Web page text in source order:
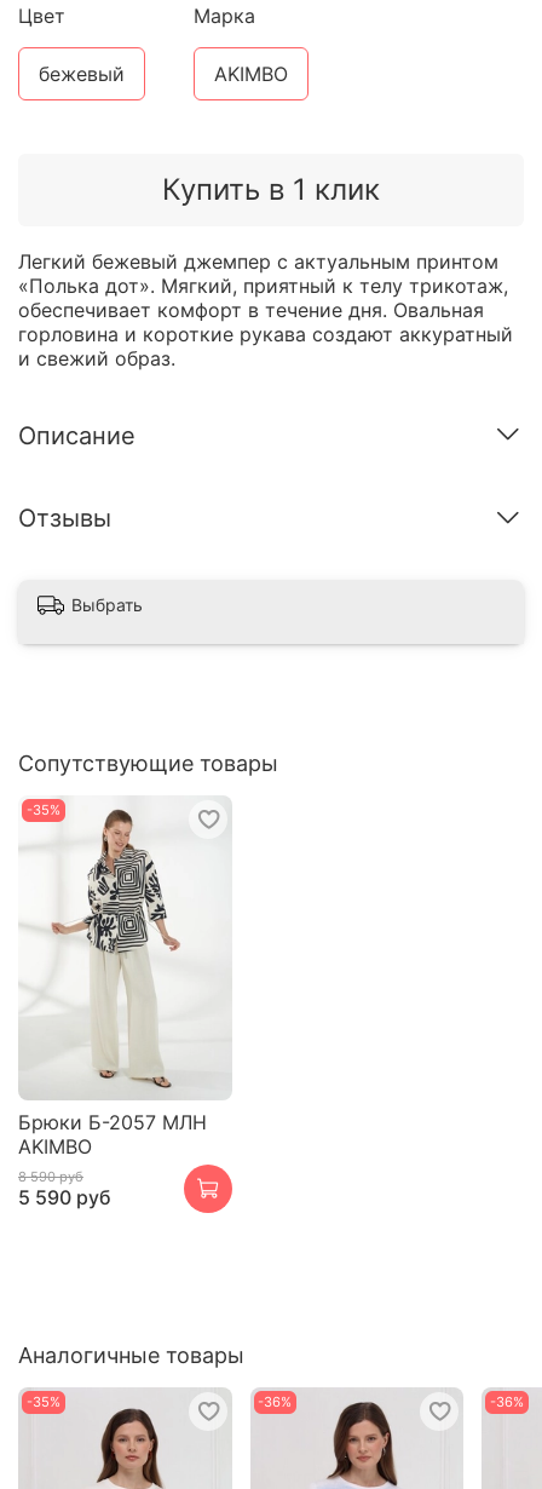
Купить в 1 клик
Цвет
бежевый
Марка
AKIMBO
Легкий бежевый джемпер с актуальным принтом
«Полька дот». Мягкий, приятный к телу трикотаж,
обеспечивает комфорт в течение дня. Овальная
горловина и короткие рукава создают аккуратный
и свежий образ.
Описание
Отзывы
Выбрать
Сопутствующие товары
-35%
Брюки Б-2057 МЛН
AKIMBO
8 590 руб
5 590 руб
Аналогичные товары
-35% -36% -36%